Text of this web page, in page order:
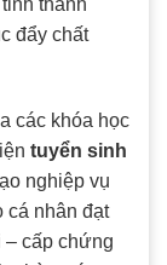
đẩy chất
các khóa học
tuyển sinh
nghiệp vụ
cá nhân đạt
– cấp chứng